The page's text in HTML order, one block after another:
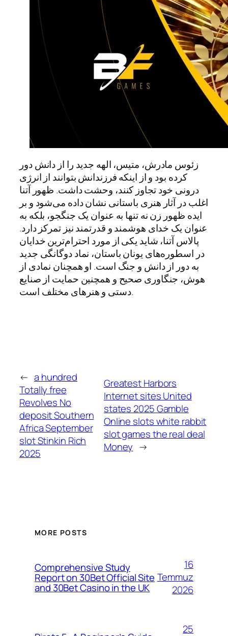
زئوس مادرش، متیس، الهه جدید را از دانش دور
کرده بود و از اینکه فرزندانش بتوانند از انرژی
درونی خود تجاوز کنند، وحشت داشت. ظهور آتنا
اغلب در آثار هنری باستانی نشان داده می‌شود و بر
ایده ظهور زن نه تنها به عنوان یک جنگجو، بلکه به
عنوان یک خدای هوشمند و قدرتمند نیز تمرکز دارد.
پالاس آتنا، شاید یکی از مورد احترام‌ترین خدایان
در اسطوره‌های یونان باستان، نماد دوگانگی جدید
به دور از دانش و جنگ است. او همچنان نمادی از
هوش، جنگاوری صحیح و همچنین حمایت از صنایع
دستی و هنرهای مختلف است.
← a hundred
Totally free
Revolves No
deposit Southern
Africa September
slot Stinkin Rich
2025
Greatest Harbors
Internet sites United
states 2025 Gamble
Online slots white rabbit
slot games the real deal
Money →
MORE POSTS
Comprehensive Study
Report on 30Bet Official Site
and 30Bet Casino in the UK
16
Temmuz
2026
25